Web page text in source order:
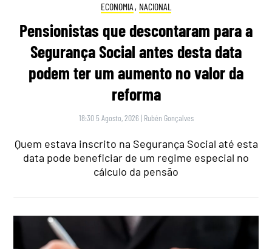
ECONOMIA , NACIONAL
Pensionistas que descontaram para a
Segurança Social antes desta data
podem ter um aumento no valor da
reforma
18:30 5 Agosto, 2026 | Rubén Gonçalves
Quem estava inscrito na Segurança Social até esta
data pode beneficiar de um regime especial no
cálculo da pensão